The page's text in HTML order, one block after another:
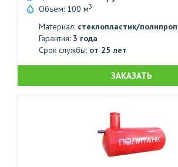
Объем: 100 м3
Материал: стеклопластик/
Гарантия: 3 года
Срок службы: от 25 лет
ЗАКАЗАТЬ